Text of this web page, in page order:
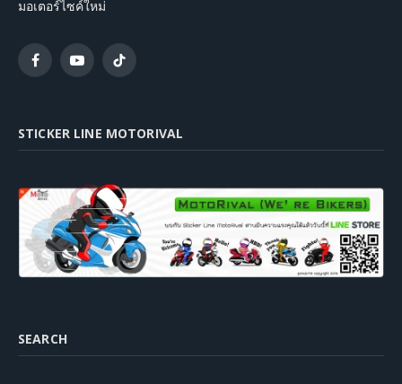
มอเตอร์ไซค์ใหม่
FacebookYouTubeTikTok
STICKER LINE MOTORIVAL
SEARCH